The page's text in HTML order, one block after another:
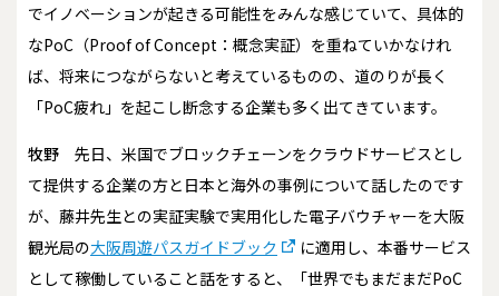
でイノベーションが起きる可能性をみんな感じていて、具体的
なPoC（Proof of Concept：概念実証）を重ねていかなけれ
ば、将来につながらないと考えているものの、道のりが長く
「PoC疲れ」を起こし断念する企業も多く出てきています。
牧野 先日、米国でブロックチェーンをクラウドサービスとし
て提供する企業の方と日本と海外の事例について話したのです
が、藤井先生との実証実験で実用化した電子バウチャーを大阪
観光局の大阪周遊パスガイドブック
に適用し、本番サービス
として稼働していること話をすると、「世界でもまだまだPoC